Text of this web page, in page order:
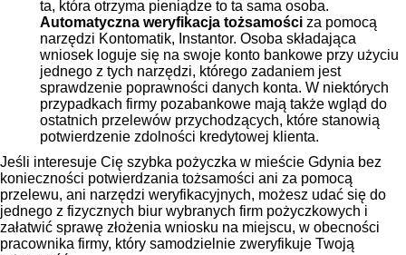
ta, która otrzyma pieniądze to ta sama osoba.
Automatyczna weryfikacja tożsamości za pomocą
narzędzi Kontomatik, Instantor. Osoba składająca
wniosek loguje się na swoje konto bankowe przy użyciu
jednego z tych narzędzi, którego zadaniem jest
sprawdzenie poprawności danych konta. W niektórych
przypadkach firmy pozabankowe mają także wgląd do
ostatnich przelewów przychodzących, które stanowią
potwierdzenie zdolności kredytowej klienta.
Jeśli interesuje Cię szybka pożyczka w mieście Gdynia bez
konieczności potwierdzania tożsamości ani za pomocą
przelewu, ani narzędzi weryfikacyjnych, możesz udać się do
jednego z fizycznych biur wybranych firm pożyczkowych i
załatwić sprawę złożenia wniosku na miejscu, w obecności
pracownika firmy, który samodzielnie zweryfikuje Twoją